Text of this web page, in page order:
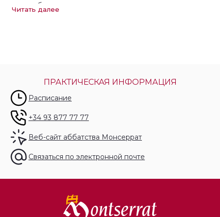
апсиды базилики.
В вытянутой правой руке Богоматерь держит круглую
сферу, символизирующую мироздание. Левая рука
Мадонны покоится на спине
напоминая нам, что этот всемогущий царь – ее сын.
Иисус же правой рукой благословляет, а в левой
держит шишку - символ плодородия и вечной жизни.
Читать далее
ПРАКТИЧЕСКАЯ ИНФОРМАЦИЯ
Расписание
+34 93 877 77 77
Веб-сайт аббатства Монсеррат
Связаться по электронной почте